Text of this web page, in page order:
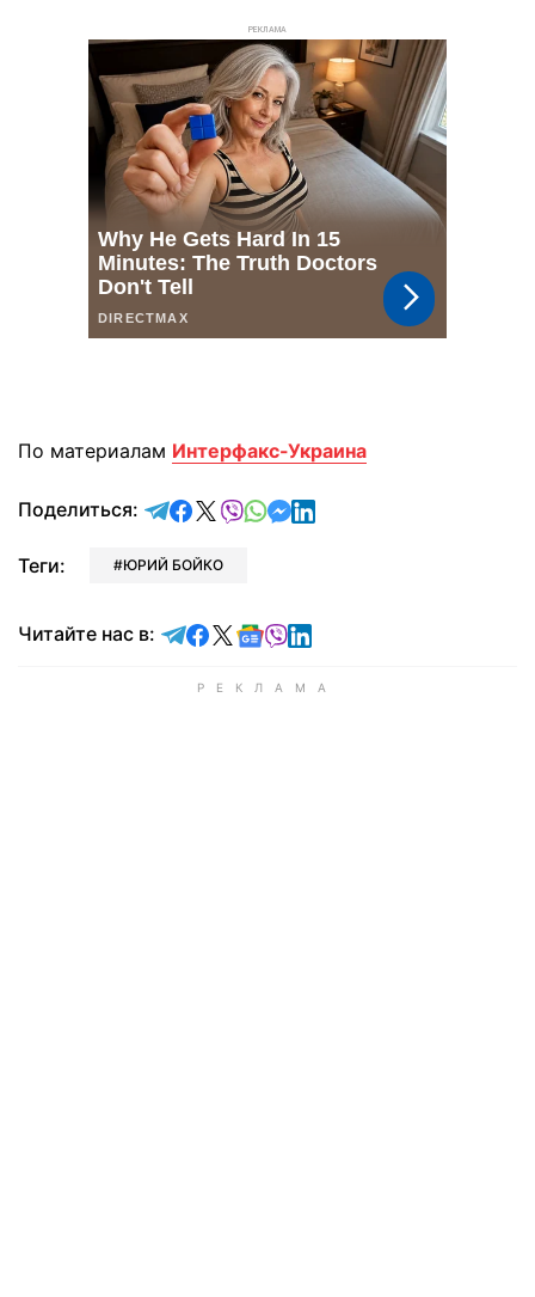
РЕКЛАМА
По материалам Интерфакс-Украина
Поделиться: отправить в Telegram
поделиться в Facebook
поделиться в X
отправить в Viber
отправить в Whatsapp
отправить в Messenger
отправить в LinkedIn
Теги: ЮРИЙ БОЙКО
Читайте нас в: Читайте в Telegram
Читайте в Facebook
Читайте в X
Читайте в Google news
Читайте в Viber
Читайте в LinkedIn